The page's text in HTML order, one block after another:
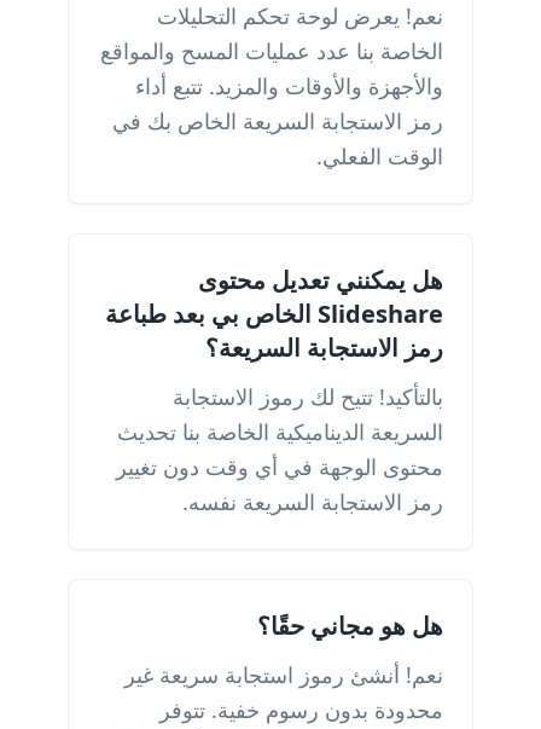
نعم! يعرض لوحة تحكم التحليلات
الخاصة بنا عدد عمليات المسح والمواقع
والأجهزة والأوقات والمزيد. تتبع أداء
رمز الاستجابة السريعة الخاص بك في
الوقت الفعلي.
هل يمكنني تعديل محتوى
Slideshare الخاص بي بعد طباعة
رمز الاستجابة السريعة؟
بالتأكيد! تتيح لك رموز الاستجابة
السريعة الديناميكية الخاصة بنا تحديث
محتوى الوجهة في أي وقت دون تغيير
رمز الاستجابة السريعة نفسه.
هل هو مجاني حقًا؟
نعم! أنشئ رموز استجابة سريعة غير
محدودة بدون رسوم خفية. تتوفر